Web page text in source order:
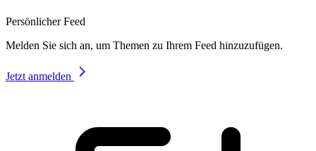
Persönlicher Feed
Melden Sie sich an, um Themen zu Ihrem Feed hinzuzufügen.
Jetzt anmelden